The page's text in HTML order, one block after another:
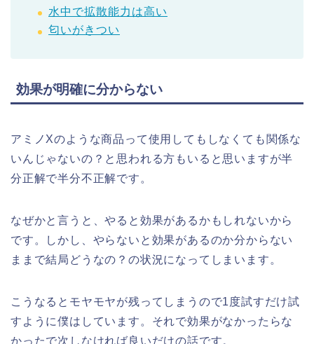
水中で拡散能力は高い
匂いがきつい
効果が明確に分からない
アミノXのような商品って使用してもしなくても関係な
いんじゃないの？と思われる方もいると思いますが半
分正解で半分不正解です。
なぜかと言うと、やると効果があるかもしれないから
です。しかし、やらないと効果があるのか分からない
ままで結局どうなの？の状況になってしまいます。
こうなるとモヤモヤが残ってしまうので1度試すだけ試
すように僕はしています。それで効果がなかったらな
かったで次しなければ良いだけの話です。